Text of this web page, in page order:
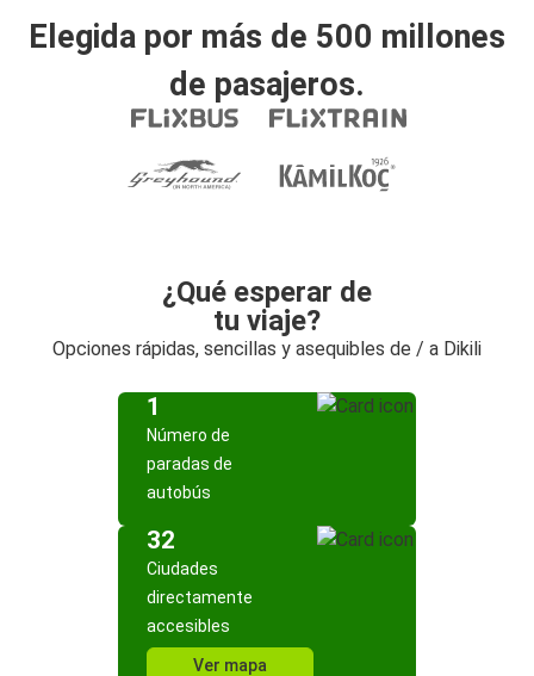
Elegida por más de 500 millones
de pasajeros.
¿Qué esperar de
tu viaje?
Opciones rápidas, sencillas y asequibles de / a Dikili
1
Número de
paradas de
autobús
32
Ciudades
directamente
accesibles
Ver mapa